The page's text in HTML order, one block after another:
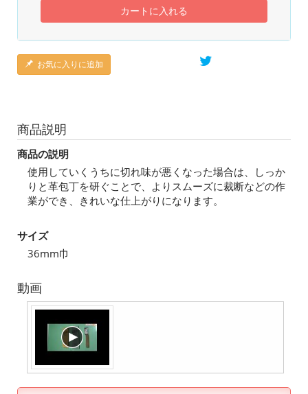
カートに入れる
お気に入りに追加
商品説明
商品の説明
使用していくうちに切れ味が悪くなった場合は、しっか
りと革包丁を研ぐことで、よりスムーズに裁断などの作
業ができ、きれいな仕上がりになります。
サイズ
36mm巾
動画